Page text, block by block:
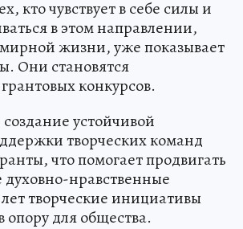
кто чувствует в себе силы и
в этом направлении,
жизни, уже показывает
Они становятся
конкурсов.
устойчивой
творческих команд
что помогает продвигать
нравственные
творческие инициативы
опору для общества.